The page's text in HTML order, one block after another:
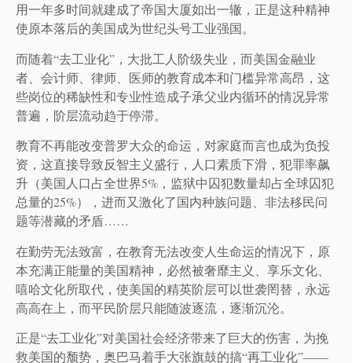
用一年多时间就建成了帝国大厦如出一辙，正是这种精神
使原本落后的美国成为世纪头号工业强国。
而随着“去工业化”，大批工人阶级失业，而美国金融业
者、会计师、律师、医师的教育成本和门槛异常高昂，这
些岗位的稀缺性和专业性造成子承父业内循环的情况异常
普遍，阶层流动趋于停滞。
教育不再能改变普罗大众的命运，对家庭而言也成为负投
资，这直接导致反智主义盛行，人口素质下滑，犯罪率飙
升（美国人口占全世界5%，监狱中囚犯数量却占全球囚犯
总量的25%），进而又激化了国内种族问题、非法移民问
题等潜藏的矛盾……
在勤劳无法致富，在教育无法改变人生命运的情况下，原
本充满正能量的美国精神，必然被奢靡主义、享乐文化、
嘻哈文化所取代，使美国的精英阶层可以世袭罔替，永远
高高在上，而平民阶层只能随波逐流，逐渐沉沦。
正是“去工业化”对美国社会经济带来了巨大的伤害，为挽
救美国的颓势，奥巴马着手大张旗鼓的搞“再工业化”——